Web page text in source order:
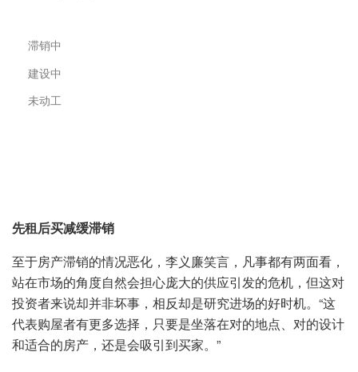
滞销中
建设中
未动工
先租后买减缓滞销
至于房产滞销的情况恶化，李义廉笑言，凡事都有两面看，
站在市场的角度自然会担心庞大的供应引发的危机，但这对
投资者来说却并非坏事，相反却是研究进场的好时机。“这
代表购屋者有更多选择，只要是坐落在对的地点、对的设计
和适合的房产，还是会吸引到买家。”